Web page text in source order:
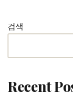
검색
Recent